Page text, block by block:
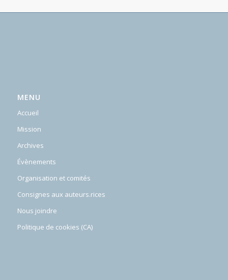
MENU
Accueil
Mission
Archives
Évènements
Organisation et comités
Consignes aux auteurs.rices
Nous joindre
Politique de cookies (CA)